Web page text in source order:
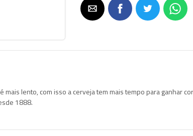
mais lento, com isso a cerveja tem mais tempo para ganhar
1888.